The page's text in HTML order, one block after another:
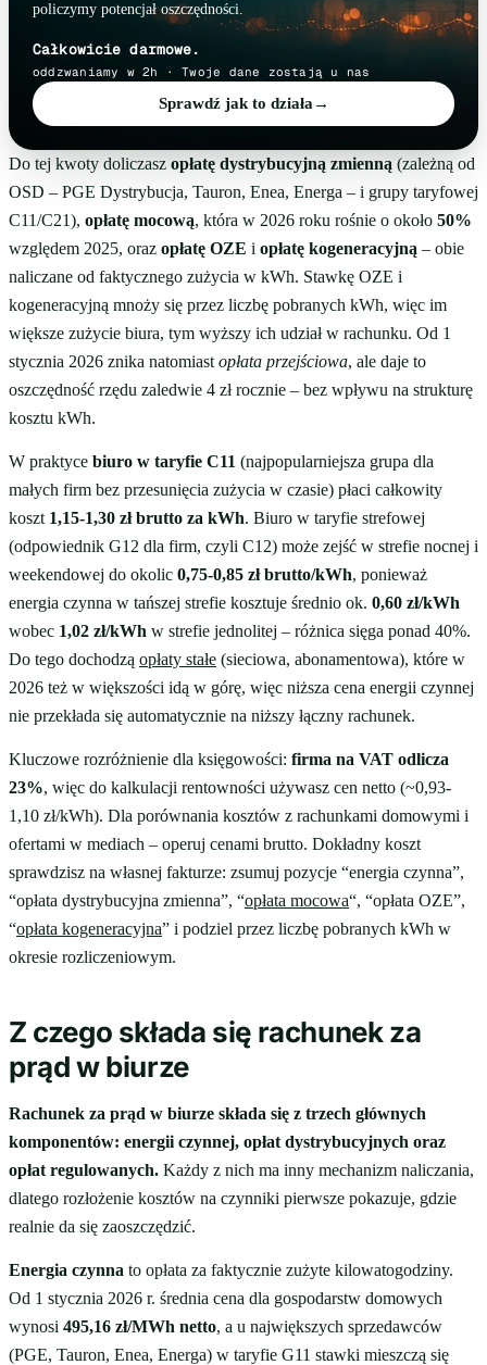
policzymy potencjał oszczędności.
Sprawdź jak to działa →
Całkowicie darmowe.
oddzwaniamy w 2h · Twoje dane zostają u nas
Do tej kwoty doliczasz opłatę dystrybucyjną zmienną (zależną od
OSD – PGE Dystrybucja, Tauron, Enea, Energa – i grupy taryfowej
C11/C21), opłatę mocową, która w 2026 roku rośnie o około 50%
względem 2025, oraz opłatę OZE i opłatę kogeneracyjną – obie
naliczane od faktycznego zużycia w kWh. Stawkę OZE i
kogeneracyjną mnoży się przez liczbę pobranych kWh, więc im
większe zużycie biura, tym wyższy ich udział w rachunku. Od 1
stycznia 2026 znika natomiast opłata przejściowa, ale daje to
oszczędność rzędu zaledwie 4 zł rocznie – bez wpływu na strukturę
kosztu kWh.
W praktyce biuro w taryfie C11 (najpopularniejsza grupa dla
małych firm bez przesunięcia zużycia w czasie) płaci całkowity
koszt 1,15-1,30 zł brutto za kWh. Biuro w taryfie strefowej
(odpowiednik G12 dla firm, czyli C12) może zejść w strefie nocnej i
weekendowej do okolic 0,75-0,85 zł brutto/kWh, ponieważ
energia czynna w tańszej strefie kosztuje średnio ok. 0,60 zł/kWh
wobec 1,02 zł/kWh w strefie jednolitej – różnica sięga ponad 40%.
Do tego dochodzą opłaty stałe (sieciowa, abonamentowa), które w
2026 też w większości idą w górę, więc niższa cena energii czynnej
nie przekłada się automatycznie na niższy łączny rachunek.
Kluczowe rozróżnienie dla księgowości: firma na VAT odlicza
23%, więc do kalkulacji rentowności używasz cen netto (~0,93-
1,10 zł/kWh). Dla porównania kosztów z rachunkami domowymi i
ofertami w mediach – operuj cenami brutto. Dokładny koszt
sprawdzisz na własnej fakturze: zsumuj pozycje “energia czynna”,
“opłata dystrybucyjna zmienna”, “opłata mocowa“, “opłata OZE”,
“opłata kogeneracyjna” i podziel przez liczbę pobranych kWh w
okresie rozliczeniowym.
Z czego składa się rachunek za
prąd w biurze
Rachunek za prąd w biurze składa się z trzech głównych
komponentów: energii czynnej, opłat dystrybucyjnych oraz
opłat regulowanych. Każdy z nich ma inny mechanizm naliczania,
dlatego rozłożenie kosztów na czynniki pierwsze pokazuje, gdzie
realnie da się zaoszczędzić.
Energia czynna to opłata za faktycznie zużyte kilowatogodziny.
Od 1 stycznia 2026 r. średnia cena dla gospodarstw domowych
wynosi 495,16 zł/MWh netto, a u największych sprzedawców
(PGE, Tauron, Enea, Energa) w taryfie G11 stawki mieszczą się